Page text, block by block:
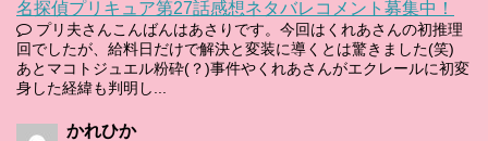
名探偵プリキュア第27話感想ネタバレコメント募集中！
プリ夫さんこんばんはあさりです。今回はくれあさんの初推理
回でしたが、給料日だけで解決と変装に導くとは驚きました(笑)
あとマコトジュエル粉砕(？)事件やくれあさんがエクレールに初変
身した経緯も判明し...
かれひか